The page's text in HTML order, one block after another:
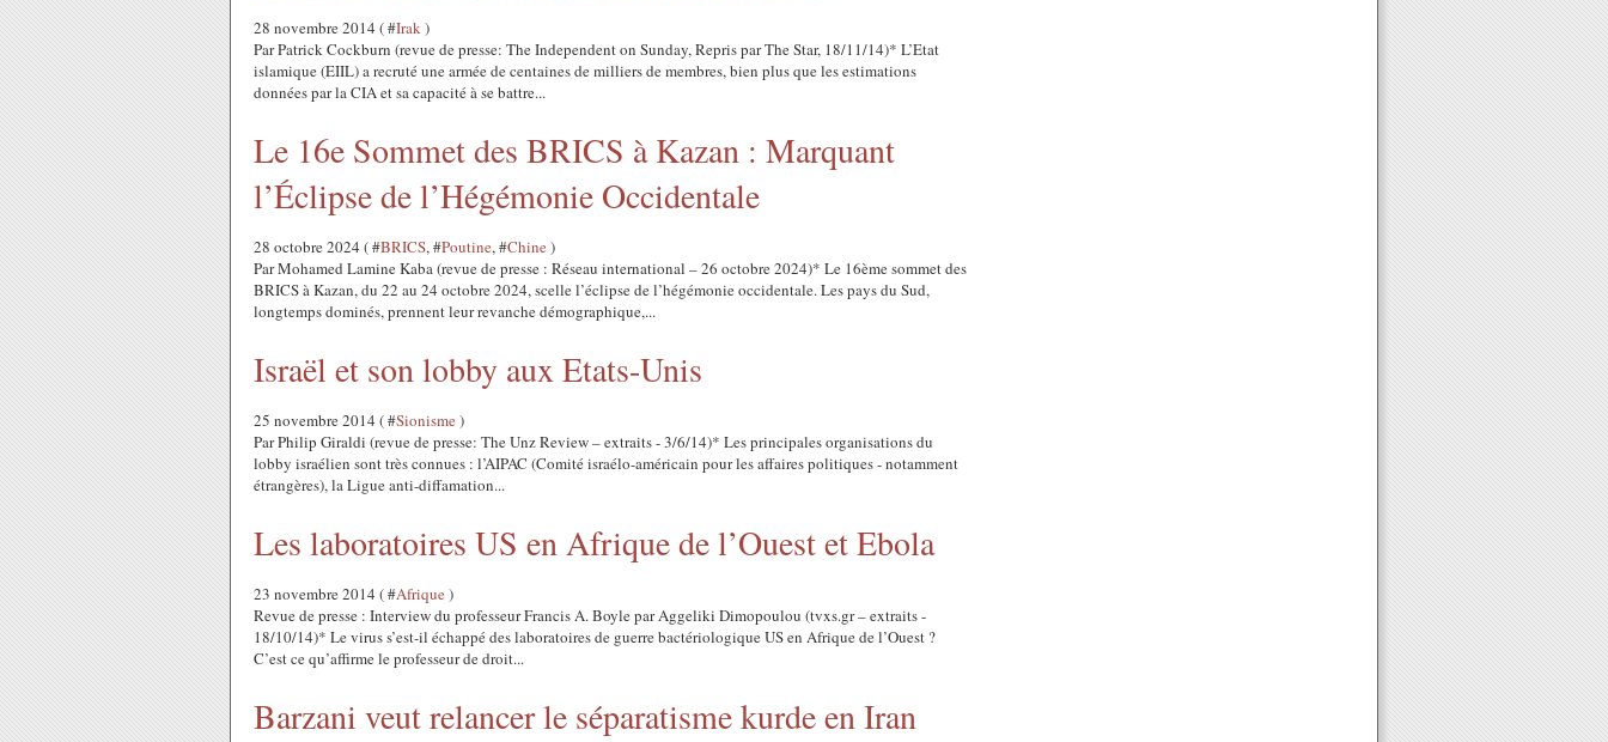
28 novembre 2014 ( #Irak)
Par Patrick Cockburn (revue de presse: The Independent on Sunday, Repris par The Star, 18/11/14)* L’Etat
islamique (EIIL) a recruté une armée de centaines de milliers de membres, bien plus que les estimations
données par la CIA et sa capacité à se battre...
Le 16e Sommet des BRICS à Kazan : Marquant
l’Éclipse de l’Hégémonie Occidentale
28 octobre 2024 ( #BRICS, #Poutine, #Chine)
Par Mohamed Lamine Kaba (revue de presse : Réseau international – 26 octobre 2024)* Le 16ème sommet des
BRICS à Kazan, du 22 au 24 octobre 2024, scelle l’éclipse de l’hégémonie occidentale. Les pays du Sud,
longtemps dominés, prennent leur revanche démographique,...
Israël et son lobby aux Etats-Unis
25 novembre 2014 ( #Sionisme)
Par Philip Giraldi (revue de presse: The Unz Review – extraits - 3/6/14)* Les principales organisations du
lobby israélien sont très connues : l’AIPAC (Comité israélo-américain pour les affaires politiques - notamment
étrangères), la Ligue anti-diffamation...
Les laboratoires US en Afrique de l’Ouest et Ebola
23 novembre 2014 ( #Afrique)
Revue de presse : Interview du professeur Francis A. Boyle par Aggeliki Dimopoulou (tvxs.gr – extraits -
18/10/14)* Le virus s’est-il échappé des laboratoires de guerre bactériologique US en Afrique de l’Ouest ?
C’est ce qu’affirme le professeur de droit...
Barzani veut relancer le séparatisme kurde en Iran